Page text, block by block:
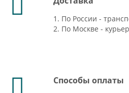
1. По России -
2. По Москве -
Способы оплаты